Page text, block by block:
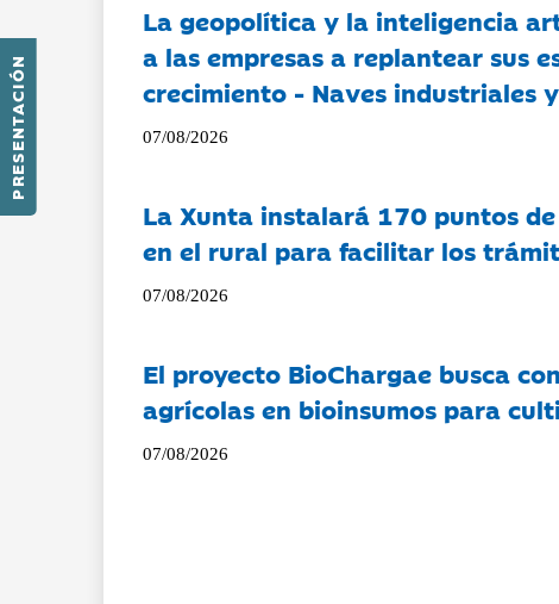
PRESENTACIÓN
La geopolítica y la inteligencia
a las empresas a replantear sus
crecimiento - Naves industriales
07/08/2026
La Xunta instalará 170 puntos
en el rural para facilitar los
07/08/2026
El proyecto BioChargae busca
agrícolas en bioinsumos para
07/08/2026